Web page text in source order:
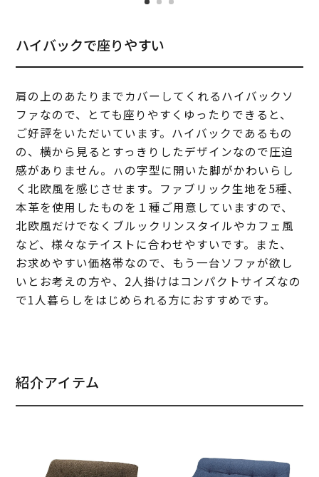
ハイバックで座りやすい
肩の上のあたりまでカバーしてくれるハイバックソ
ファなので、とても座りやすくゆったりできると、
ご好評をいただいています。ハイバックであるもの
の、横から見るとすっきりしたデザインなので圧迫
感がありません。ㇵの字型に開いた脚がかわいらし
く北欧風を感じさせます。ファブリック生地を5種、
本革を使用したものを１種ご用意していますので、
北欧風だけでなくブルックリンスタイルやカフェ風
など、様々なテイストに合わせやすいです。また、
お求めやすい価格帯なので、もう一台ソファが欲し
いとお考えの方や、2人掛けはコンパクトサイズなの
で1人暮らしをはじめられる方におすすめです。
紹介アイテム